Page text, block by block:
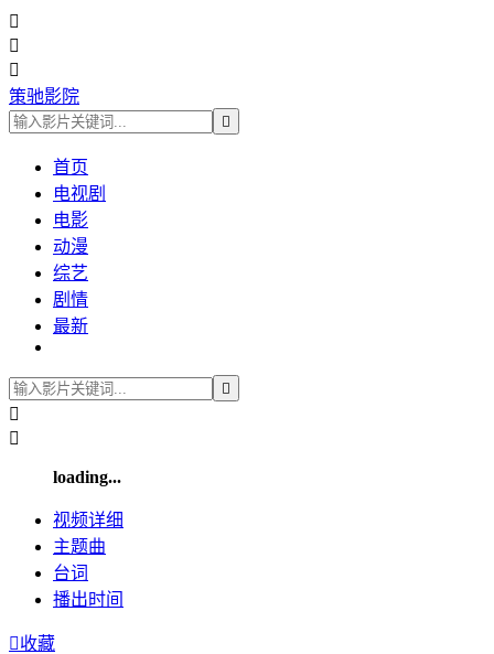



策驰影院

首页
电视剧
电影
动漫
综艺
剧情
最新



loading...
视频详细
主题曲
台词
播出时间
收藏